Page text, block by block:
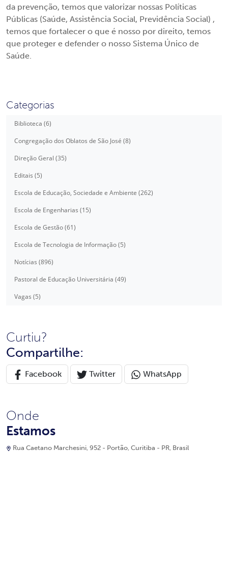
da prevenção, temos que valorizar nossas Políticas
Públicas (Saúde, Assistência Social, Previdência Social) ,
temos que fortalecer o que é nosso por direito, temos
que proteger e defender o nosso Sistema Único de
Saúde.
Categorias
Biblioteca (6)
Congregação dos Oblatos de São José (8)
Direção Geral (35)
Editais (5)
Escola de Educação, Sociedade e Ambiente (262)
Escola de Engenharias (15)
Escola de Gestão (61)
Escola de Tecnologia de Informação (5)
Notícias (896)
Pastoral de Educação Universitária (49)
Vagas (5)
Curtiu?
Compartilhe:
Facebook Twitter WhatsApp
Onde
Estamos
Rua Caetano Marchesini, 952 - Portão, Curitiba - PR, Brasil